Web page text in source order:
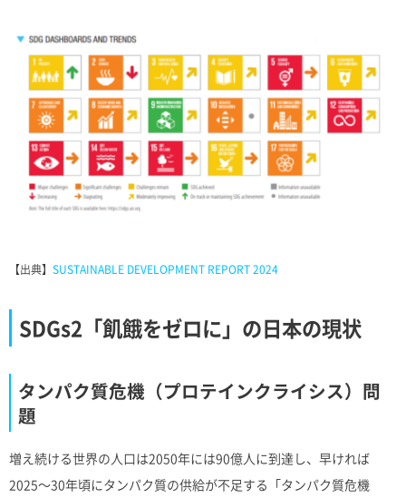
【出典】 SUSTAINABLE DEVELOPMENT REPORT 2024
SDGs2「飢餓をゼロに」の日本の現状
タンパク質危機（プロテインクライシス）問
題
増え続ける世界の人口は2050年には90億人に到達し、早ければ
2025〜30年頃にタンパク質の供給が不足する「タンパク質危機